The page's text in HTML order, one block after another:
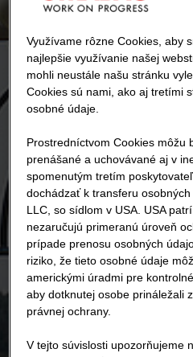
Využívame rôzne Cookies, aby
najlepšie využívanie našej
mohli neustále našu stránku
Cookies sú nami, ako aj tretími
osobné údaje.
Prostredníctvom Cookies môžu
prenášané a uchovávané aj v
spomenutým tretím
dochádzať k transferu
LLC, so sídlom v USA. USA
nezaručujú primeranú úroveň
prípade prenosu osobných
riziko, že tieto osobné údaje
americkými úradmi pre
aby dotknutej osobe prináležali
právnej ochrany.
V tejto súvislosti upozorňujeme